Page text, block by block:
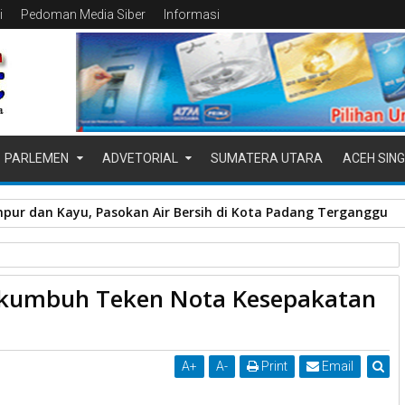
Pedoman Media Siber Informasi
PARLEMEN ADVETORIAL SUMATERA UTARA ACEH
dan Kayu, Pasokan Air Bersih di Kota Padang Terganggu
KUA-PPAS APBD 2025
KUA-PPAS APBD 2025Teken Nota Kesepakatan
A+ A- Print Email